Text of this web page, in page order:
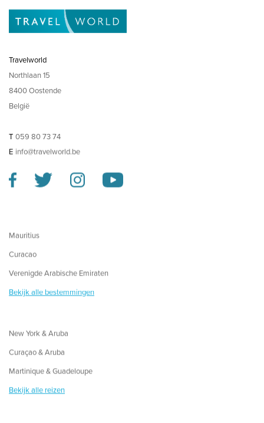
Travelworld
Northlaan 15
8400 Oostende
België
T 059 80 73 74
E info@travelworld.be
Mauritius
Curacao
Verenigde Arabische Emiraten
Bekijk alle bestemmingen
New York & Aruba
Curaçao & Aruba
Martinique & Guadeloupe
Bekijk alle reizen